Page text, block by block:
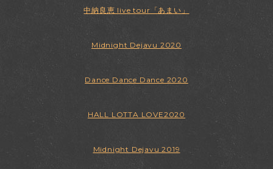
中納良恵 live tour「あまい」
Midnight Dejavu 2020
Dance Dance Dance 2020
HALL LOTTA LOVE2020
Midnight Dejavu 2019